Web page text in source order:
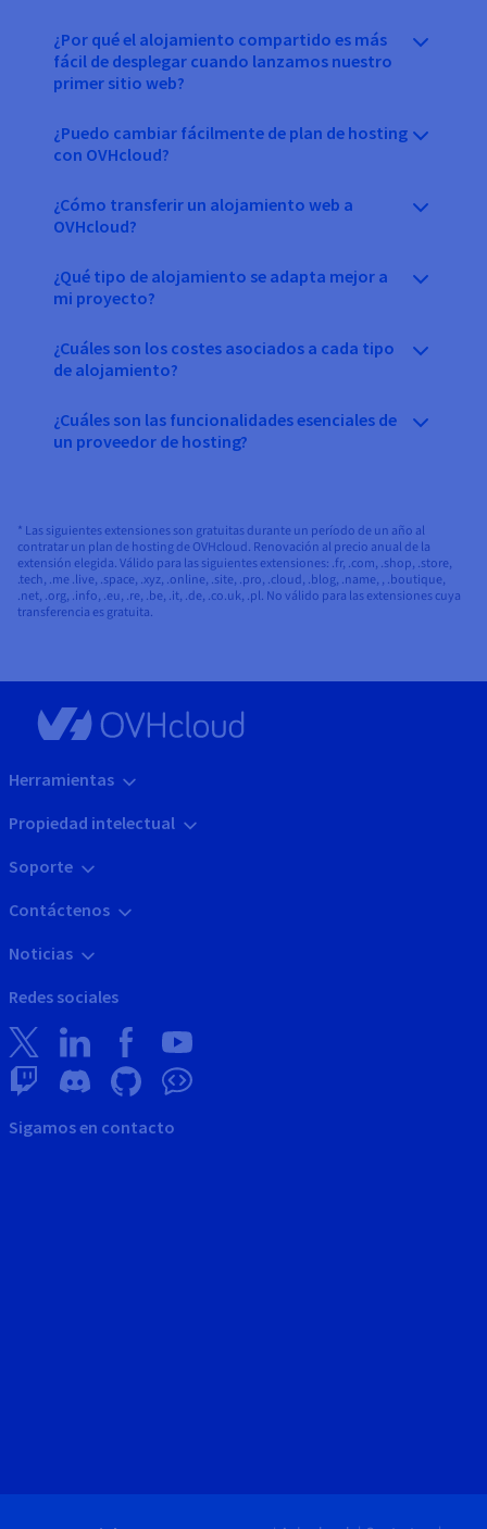
¿Por qué el alojamiento compartido es más
fácil de desplegar cuando lanzamos nuestro
primer sitio web?
¿Puedo cambiar fácilmente de plan de hosting
con OVHcloud?
¿Cómo transferir un alojamiento web a
OVHcloud?
¿Qué tipo de alojamiento se adapta mejor a
mi proyecto?
¿Cuáles son los costes asociados a cada tipo
de alojamiento?
¿Cuáles son las funcionalidades esenciales de
un proveedor de hosting?
* Las siguientes extensiones son gratuitas durante un período de un año al
contratar un plan de hosting de OVHcloud. Renovación al precio anual de la
extensión elegida. Válido para las siguientes extensiones: .fr, .com, .shop, .store,
.tech, .me .live, .space, .xyz, .online, .site, .pro, .cloud, .blog, .name, , .boutique,
.net, .org, .info, .eu, .re, .be, .it, .de, .co.uk, .pl. No válido para las extensiones cuya
transferencia es gratuita.
Herramientas
Propiedad intelectual
Soporte
Contáctenos
Noticias
Redes sociales
Sigamos en contacto